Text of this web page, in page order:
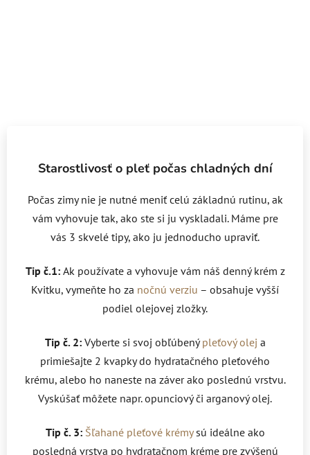
Starostlivosť o pleť počas chladných dní
Počas zimy nie je nutné meniť celú základnú rutinu, ak
vám vyhovuje tak, ako ste si ju vyskladali. Máme pre
vás 3 skvelé tipy, ako ju jednoducho upraviť.
Tip č.1: Ak používate a vyhovuje vám náš denný krém z
Kvitku, vymeňte ho za nočnú verziu – obsahuje vyšší
podiel olejovej zložky.
Tip č. 2: Vyberte si svoj obľúbený pleťový olej a
primiešajte 2 kvapky do hydratačného pleťového
krému, alebo ho naneste na záver ako poslednú vrstvu.
Vyskúšať môžete napr. opunciový či arganový olej.
Tip č. 3: Šľahané pleťové krémy sú ideálne ako
posledná vrstva po hydratačnom kréme pre zvýšenú